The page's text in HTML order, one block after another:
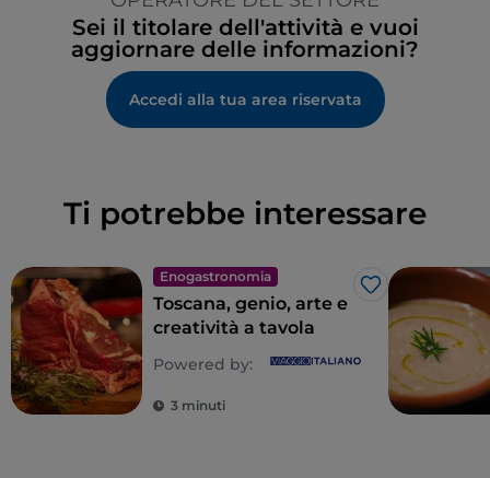
Sei il titolare dell'attività e vuoi
aggiornare delle informazioni?
Accedi alla tua area riservata
Ti potrebbe interessare
Enogastronomia
Like
Toscana, genio, arte e
creatività a tavola
Powered by:
3 minuti